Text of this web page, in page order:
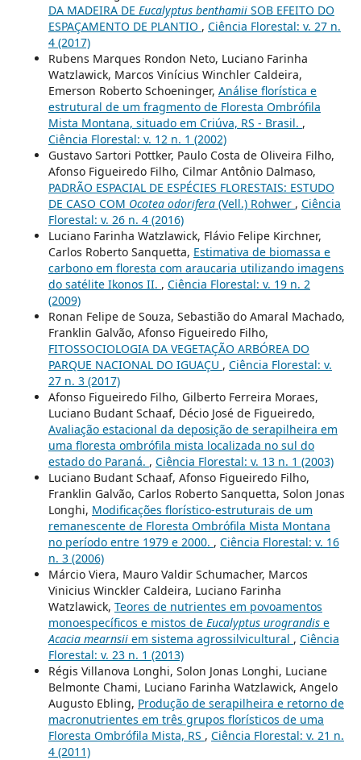
DA MADEIRA DE Eucalyptus benthamiiSOB EFEITO DO
ESPAÇAMENTO DE PLANTIO , Ciência Florestal: v. 27 n.
4 (2017)
Rubens Marques Rondon Neto, Luciano Farinha
Watzlawick, Marcos Vinícius Winchler Caldeira,
Emerson Roberto Schoeninger, Análise florística e
estrutural de um fragmento de Floresta Ombrófila
Mista Montana, situado em Criúva, RS - Brasil. ,
Ciência Florestal: v. 12 n. 1 (2002)
Gustavo Sartori Pottker, Paulo Costa de Oliveira Filho,
Afonso Figueiredo Filho, Cilmar Antônio Dalmaso,
PADRÃO ESPACIAL DE ESPÉCIES FLORESTAIS: ESTUDO
DE CASO COM Ocotea odorifera (Vell.) Rohwer , Ciência
Florestal: v. 26 n. 4 (2016)
Luciano Farinha Watzlawick, Flávio Felipe Kirchner,
Carlos Roberto Sanquetta, Estimativa de biomassa e
carbono em floresta com araucaria utilizando imagens
do satélite Ikonos II. , Ciência Florestal: v. 19 n. 2
(2009)
Ronan Felipe de Souza, Sebastião do Amaral Machado,
Franklin Galvão, Afonso Figueiredo Filho,
FITOSSOCIOLOGIA DA VEGETAÇÃO ARBÓREA DO
PARQUE NACIONAL DO IGUAÇU , Ciência Florestal: v.
27 n. 3 (2017)
Afonso Figueiredo Filho, Gilberto Ferreira Moraes,
Luciano Budant Schaaf, Décio José de Figueiredo,
Avaliação estacional da deposição de serapilheira em
uma floresta ombrófila mista localizada no sul do
estado do Paraná. , Ciência Florestal: v. 13 n. 1 (2003)
Luciano Budant Schaaf, Afonso Figueiredo Filho,
Franklin Galvão, Carlos Roberto Sanquetta, Solon Jonas
Longhi, Modificações florístico-estruturais de um
remanescente de Floresta Ombrófila Mista Montana
no período entre 1979 e 2000. , Ciência Florestal: v. 16
n. 3 (2006)
Márcio Viera, Mauro Valdir Schumacher, Marcos
Vinicius Winckler Caldeira, Luciano Farinha
Watzlawick, Teores de nutrientes em povoamentos
monoespecíficos e mistos de Eucalyptus urograndise
Acacia mearnsiiem sistema agrossilvicultural , Ciência
Florestal: v. 23 n. 1 (2013)
Régis Villanova Longhi, Solon Jonas Longhi, Luciane
Belmonte Chami, Luciano Farinha Watzlawick, Angelo
Augusto Ebling, Produção de serapilheira e retorno de
macronutrientes em três grupos florísticos de uma
Floresta Ombrófila Mista, RS , Ciência Florestal: v. 21 n.
4 (2011)